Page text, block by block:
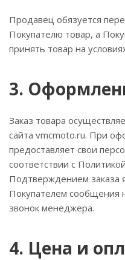
Продавец обязуется
Покупателю товар, а
принять товар на
3.
Заказ товара
сайта vmcmoto.ru. При
предоставляет свои
соответствии с
Подтверждением заказа
Покупателем сообщения
звонок менеджера.
4. Цена и